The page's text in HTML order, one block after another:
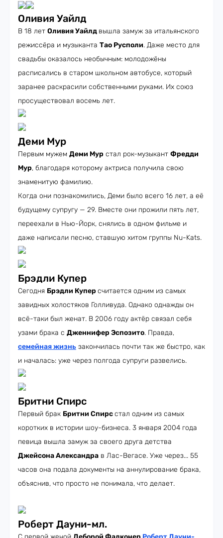
Оливия Уайлд
В 18 лет Оливия Уайлд вышла замуж за итальянского
режиссёра и музыканта Тао Русполи. Даже место для
свадьбы оказалось необычным: молодожёны
расписались в старом школьном автобусе, который
заранее раскрасили собственными руками. Их союз
просуществовал восемь лет.
Деми Мур
Первым мужем Деми Мур стал рок-музыкант Фредди
Мур, благодаря которому актриса получила свою
знаменитую фамилию.
Когда они познакомились, Деми было всего 16 лет, а её
будущему супругу — 29. Вместе они прожили пять лет,
переехали в Нью-Йорк, снялись в одном фильме и
даже написали песню, ставшую хитом группы Nu-Kats.
Брэдли Купер
Сегодня Брэдли Куперсчитается одним из самых
завидных холостяков Голливуда. Однако однажды он
всё-таки был женат. В 2006 году актёр связал себя
узами брака с Дженнифер Эспозито. Правда,
семейная жизнь закончилась почти так же быстро, как
и началась: уже через полгода супруги развелись.
Бритни Спирс
Первый брак Бритни Спирсстал одним из самых
коротких в истории шоу-бизнеса. 3 января 2004 года
певица вышла замуж за своего друга детства
Джейсона Александра в Лас-Вегасе. Уже через... 55
часов она подала документы на аннулирование брака,
объяснив, что просто не понимала, что делает.
Роберт Дауни-мл.